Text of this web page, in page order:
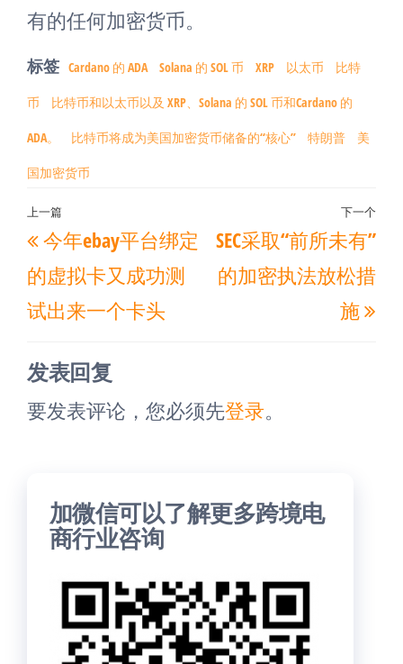
有的任何加密货币。
标签 Cardano 的 ADA Solana 的 SOL 币 XRP 以太币 比特
币 比特币和以太币以及 XRP、Solana 的 SOL 币和Cardano 的
ADA。 比特币将成为美国加密货币储备的“核心” 特朗普 美
国加密货币
文
章
导
航
上
一
篇
文
章
上一篇
今年ebay平台绑定
的虚拟卡又成功测
试出来一个卡头
下
下一个
SEC采取“前所未有”
的加密执法放松措
施
发表回复
要发表评论，您必须先登录。
加微信可以了解更多跨境电
商行业咨询